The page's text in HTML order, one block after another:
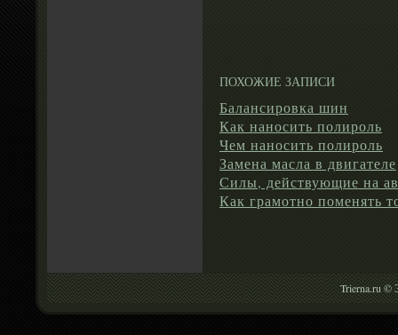
ПОХОЖИЕ ЗАПИСИ
Балансировка шин
Как наносить полироль
Чем наносить полироль
Замена масла в двигателе
Силы, действующие на
Как грамотно поменять
Trierna.ru ©